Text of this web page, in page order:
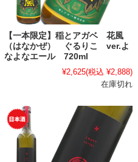
【一本限定】稲とアガベ 花風
（はなかぜ） ぐるりこ ver.よ
なよなエール 720ml
¥2,625(税込 ¥2,888)
在庫切れ